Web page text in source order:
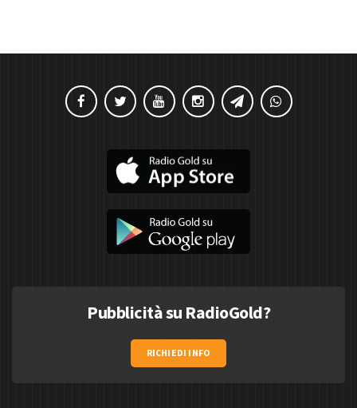
Pubblicità su RadioGold?
RICHIEDI INFO